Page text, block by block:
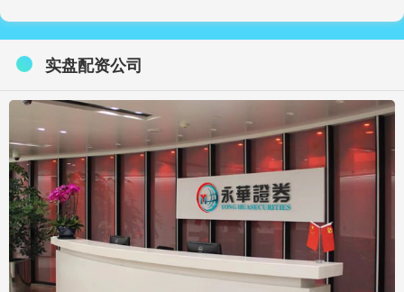
实盘配资公司